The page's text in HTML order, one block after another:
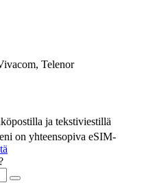
Telenor
ja tekstiviestillä
on yhteensopiva eSIM-